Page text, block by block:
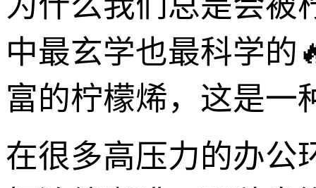
中最玄学也最科学
富的柠檬烯，这是一
在很多高压力的办公